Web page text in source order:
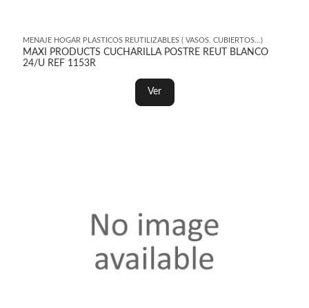
MENAJE HOGAR PLASTICOS REUTILIZABLES ( VASOS, CUBIERTOS...)
MAXI PRODUCTS CUCHARILLA POSTRE REUT BLANCO
24/U REF 1153R
Ver